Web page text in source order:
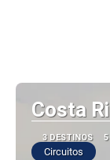
Costa
3 DESTINOS
Circuitos